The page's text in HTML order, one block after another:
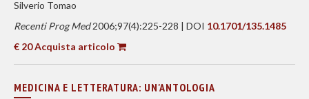
Silverio Tomao
Recenti Prog Med2006;97(4):225-228 | DOI 10.1701/135.1485
€ 20 Acquista articolo
MEDICINA E LETTERATURA: UN'ANTOLOGIA